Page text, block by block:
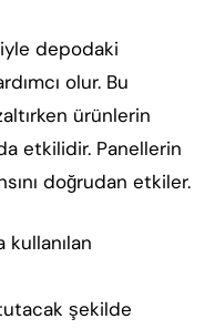
depodaki
olur. Bu
ürünlerin
etkilidir. Panellerin
doğrudan etkiler.
kullanılan
tutacak şekilde